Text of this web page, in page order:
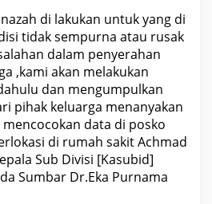
di lakukan untuk yang di
tidak sempurna atau rusak
dalam penyerahan
,kami akan melakukan
dan mengumpulkan
pihak keluarga menanyakan
data di posko
di rumah sakit Achmad
Sub Divisi [Kasubid]
Sumbar Dr.Eka Purnama